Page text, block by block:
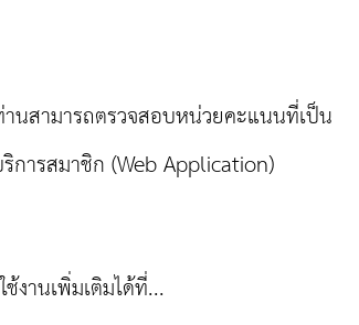
นสามารถตรวจสอบหน่วยคะแนนที่เป็น
ารสมาชิก (Web Application)
งานเพิ่มเติมได้ที่...